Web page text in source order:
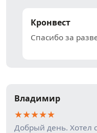
Кронвест
Спасибо за
Владимир
★★★★★
Добрый день. Хотел